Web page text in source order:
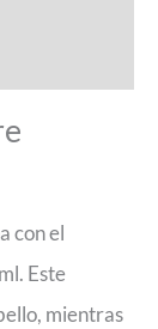
con el
Este
mientras